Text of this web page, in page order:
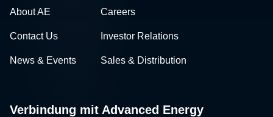
About AE Careers
Contact Us Investor Relations
News & Events Sales & Distribution
Verbindung mit Advanced Energy